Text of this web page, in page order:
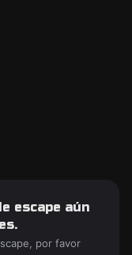
escape aún
por favor